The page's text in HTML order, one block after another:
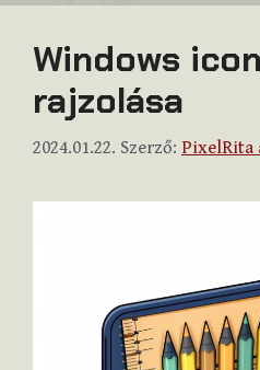
Windows
rajzolása
2024.01.22. Szerző: PixelRita